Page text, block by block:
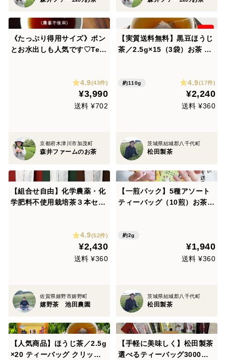
《たっぷり得用サイズ》ポン
とお水出しも人気です♡Tea
く味も出て、１番茶の甘みも
楽しんで頂けます♡(農薬・
化学肥料・除草剤不使用）
4.9(43件)
¥3,990
送料 ¥702
京都府木津川市加茂町
森井ファームのお茶
【実質送料無料】黒豆ほうじ
茶／2.5g×15（3袋）お茶 テ
すすめです
約110g 4.9(17件)
¥2,240
送料 ¥360
茨城県結城郡八千代町
松田製茶
【組合せ自由】化学農薬・化
学肥料不使用栽培茶３本セッ
4.9(52件)
¥2,430
送料 ¥360
佐賀県嬉野市嬉野町
嬉野茶 池田農園
【一煎パック】5種アソート
ティーバッグ（10煎）お茶
んの気持ち プレゼント 送料
無料 クリックポスト ギフト
約2g
¥1,940
送料 ¥360
茨城県結城郡八千代町
松田製茶
【人気商品】ほうじ茶／2.5g
×20 ティーバッグ クリック
【手軽に美味しく】松田製茶
選べるティーバッグ3000円ｾ